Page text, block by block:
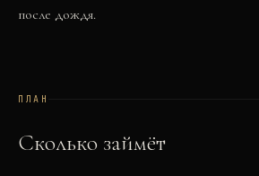
после дождя.
ПЛАН
Сколько займёт